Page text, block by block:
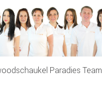
Paradies Team